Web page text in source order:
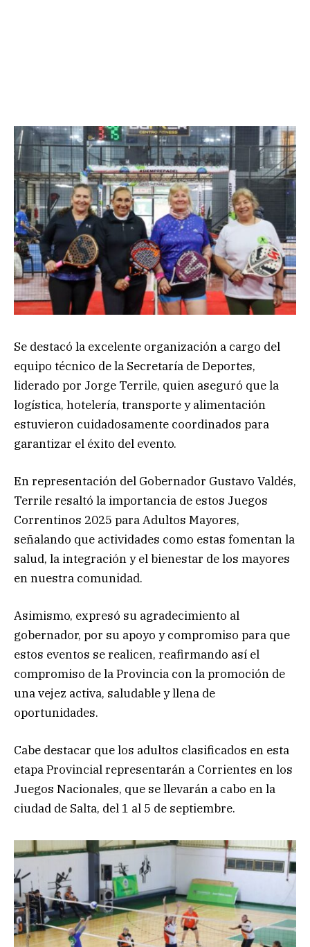
Se destacó la excelente organización a cargo del
equipo técnico de la Secretaría de Deportes,
liderado por Jorge Terrile, quien aseguró que la
logística, hotelería, transporte y alimentación
estuvieron cuidadosamente coordinados para
garantizar el éxito del evento.
En representación del Gobernador Gustavo Valdés,
Terrile resaltó la importancia de estos Juegos
Correntinos 2025 para Adultos Mayores,
señalando que actividades como estas fomentan la
salud, la integración y el bienestar de los mayores
en nuestra comunidad.
Asimismo, expresó su agradecimiento al
gobernador, por su apoyo y compromiso para que
estos eventos se realicen, reafirmando así el
compromiso de la Provincia con la promoción de
una vejez activa, saludable y llena de
oportunidades.
Cabe destacar que los adultos clasificados en esta
etapa Provincial representarán a Corrientes en los
Juegos Nacionales, que se llevarán a cabo en la
ciudad de Salta, del 1 al 5 de septiembre.